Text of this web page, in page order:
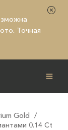
. Точная
Gold /
0.14 Ct